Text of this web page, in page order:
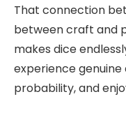
That connection
between craft and
makes dice
experience
probability, and